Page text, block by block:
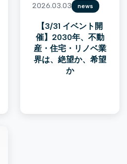
2026.03.03 news
【3/31 イベント開
催】2030年、不動
産・住宅・リノベ業
界は、絶望か、希望
か